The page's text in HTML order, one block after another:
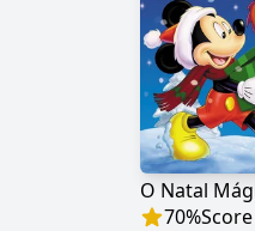
70%Score